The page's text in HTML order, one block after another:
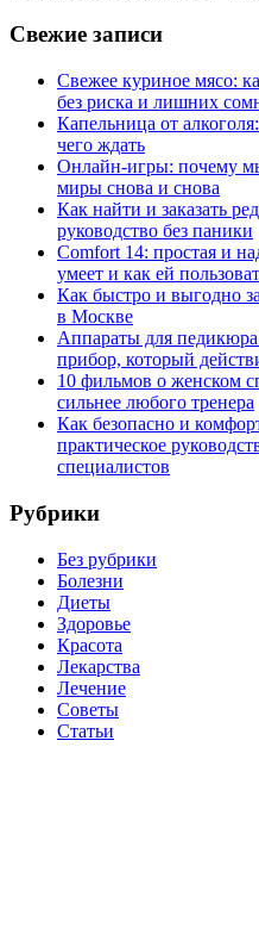
Свежие записи
Свежее куриное мясо:
без риска и лишних
Капельница от
чего ждать
Онлайн-игры: почему
миры снова и снова
Как найти и заказать
руководство без паники
Comfort 14: простая и
умеет и как ей
Как быстро и выгодно
в Москве
Аппараты для
прибор, который
10 фильмов о женском
сильнее любого тренера
Как безопасно и
практическое
специалистов
Рубрики
Без рубрики
Болезни
Диеты
Здоровье
Красота
Лекарства
Лечение
Советы
Статьи